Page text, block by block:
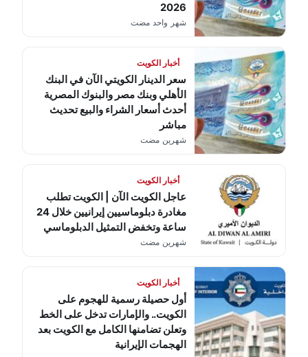
2026
شهر واحد مضت
أخبار الكويت
سعر الدينار الكويتي الآن في البنك
الأهلي وبنك مصر والبنوك المصرية
أحدث أسعار الشراء والبيع تحديث
مباشر
شهرين مضت
أخبار الكويت
عاجل الكويت الآن | الكويت تطلب
مغادرة دبلوماسيين إيرانيين خلال 24
ساعة وتخفض التمثيل الدبلوماسي
شهرين مضت
أخبار الكويت
أول حصيلة رسمية للهجوم على
الكويت.. والإمارات تدخل على الخط
وتعلن تضامنها الكامل مع الكويت بعد
الهجمات الإيرانية